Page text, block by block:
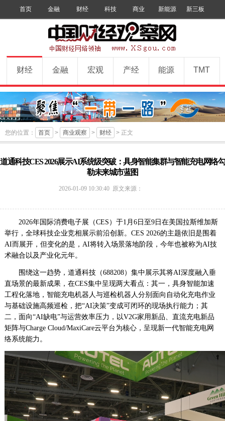
首页 金融 财经 科技 商业 新能源 新三板
财经 金融 宏观 产经 能源 TMT
您的位置： 首页 > 商业观察 > 财经 > 正文
道通科技CES 2026展示AI系统级突破：具身智能集群与智能充电网络勾
勒未来城市蓝图
2026-01-09 10:30:40
财
观
察
网
原文来源：
2026年国际消费电子展（CES）于1月6日至9日在美国拉斯维加斯
举行，全球科技企业竞相展示前沿创新。CES 2026的主题依旧是围着
AI而展开，但变化的是，AI将转入场景落地阶段，今年也被称为AI技
术融合以及产业化元年。
围绕这一趋势，道通科技（688208）集中展示其将AI深度融入垂
直场景的最新成果，在CES集中呈现两大看点：其一，具身智能加速
工程化落地，智能充电机器人与巡检机器人分别面向自动化充电作业
与基础设施高频巡检，把“AI决策”变成可闭环的现场执行能力；其
二，面向“AI缺电”与运营效率压力，以V2G家用新品、直流充电新品
矩阵与Charge Cloud/MaxiCare云平台为核心，呈现新一代智能充电网
络系统能力。